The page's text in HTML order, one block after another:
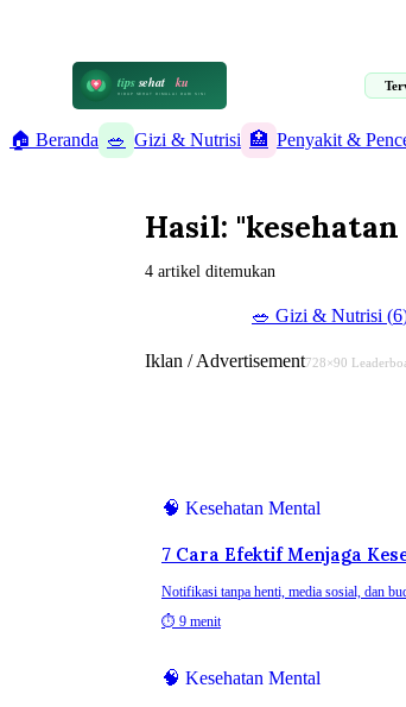
tipssehat ku
HIDUP SEHAT DIMULAI DARI SINI
🏠 Beranda 🥗 Gizi & Nutrisi 🏥 Penyakit &
Hasil:
4 artikel ditemukan
🥗 Gizi & Nutrisi (6
Iklan / Advertisement728×90
🧠 Kesehatan Mental
7 Cara Efektif Menjaga
Notifikasi tanpa henti, media sosial, dan
⏱ 9 menit
🧠 Kesehatan Mental